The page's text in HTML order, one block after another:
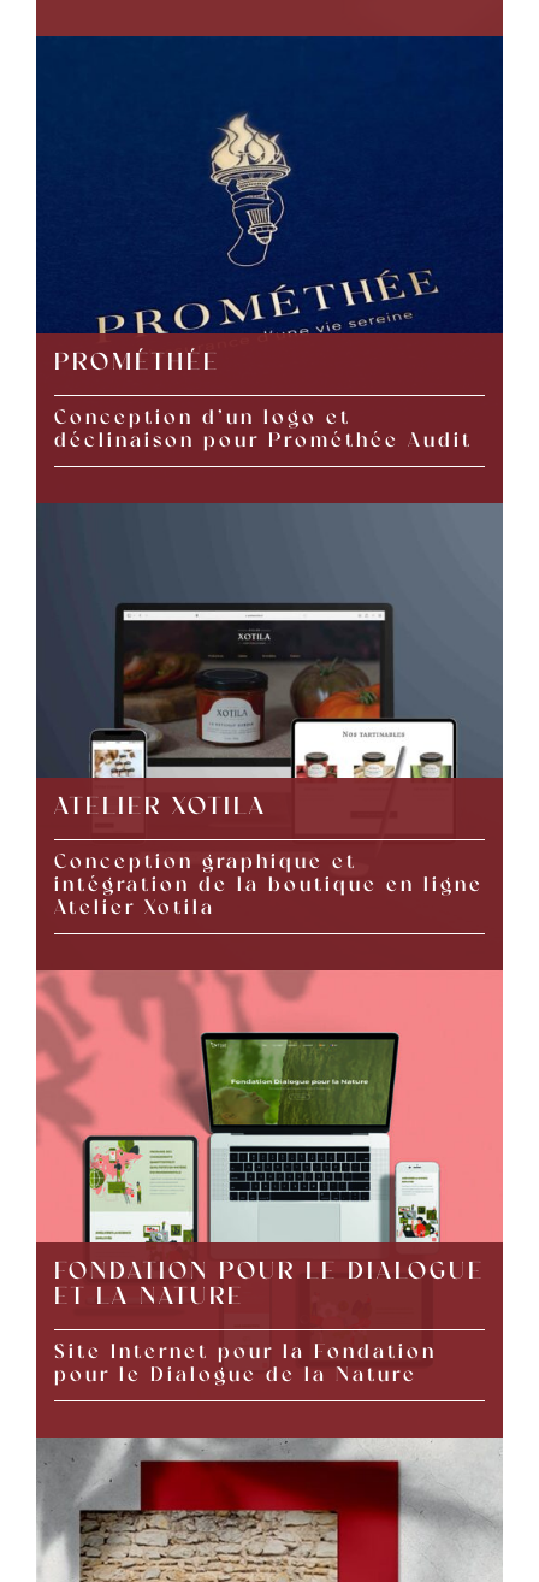
PROMÉTHÉE
Conception d’un logo et
déclinaison pour Prométhée Audit
ATELIER XOTILA
Conception graphique et
intégration de la boutique en ligne
Atelier Xotila
FONDATION POUR LE DIALOGUE
ET LA NATURE
Site Internet pour la Fondation
pour le Dialogue de la Nature